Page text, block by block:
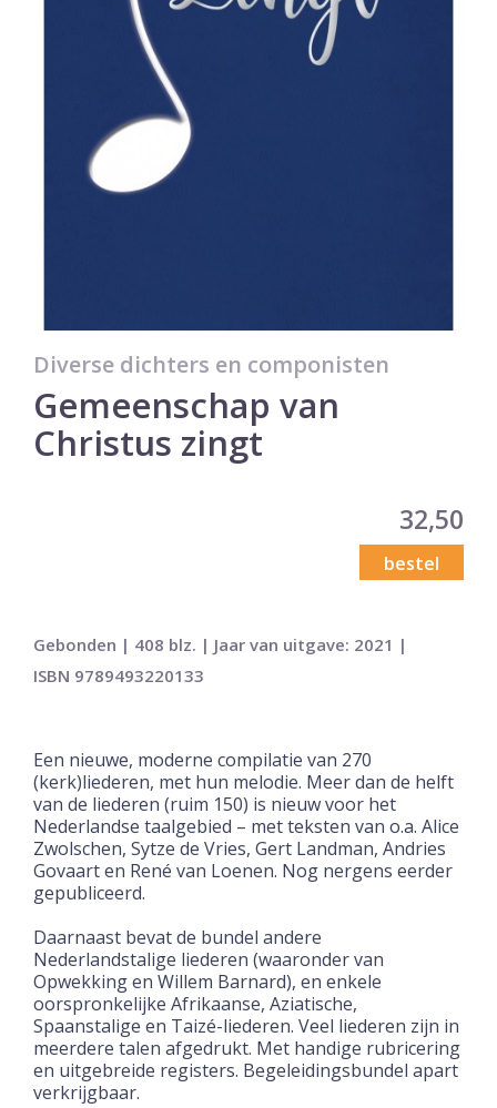
Diverse dichters en componisten
Gemeenschap van
Christus zingt
32,50
bestel
Gebonden | 408 blz. | Jaar van uitgave: 2021 |
ISBN 9789493220133
Een nieuwe, moderne compilatie van 270
(kerk)liederen, met hun melodie. Meer dan de helft
van de liederen (ruim 150) is nieuw voor het
Nederlandse taalgebied – met teksten van o.a. Alice
Zwolschen, Sytze de Vries, Gert Landman, Andries
Govaart en René van Loenen. Nog nergens eerder
gepubliceerd.
Daarnaast bevat de bundel andere
Nederlandstalige liederen (waaronder van
Opwekking en Willem Barnard), en enkele
oorspronkelijke Afrikaanse, Aziatische,
Spaanstalige en Taizé-liederen. Veel liederen zijn in
meerdere talen afgedrukt. Met handige rubricering
en uitgebreide registers. Begeleidingsbundel apart
verkrijgbaar.